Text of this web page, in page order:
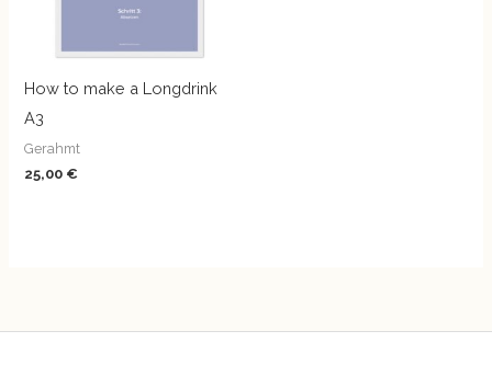
How to make a Longdrink
A3
Gerahmt
25,00 €